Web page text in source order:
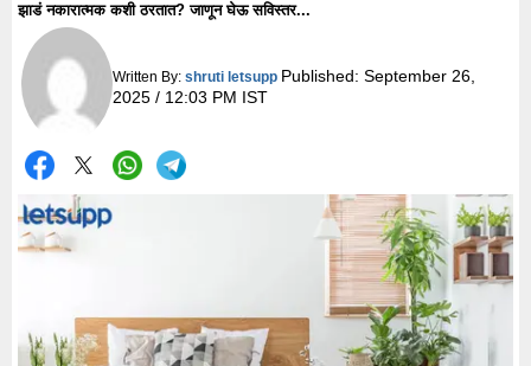
झाडं नकारात्मक कशी ठरतात? जाणून घेऊ सविस्तर...
Written By: shruti letsupp Published: September 26,
2025 / 12:03 PM IST